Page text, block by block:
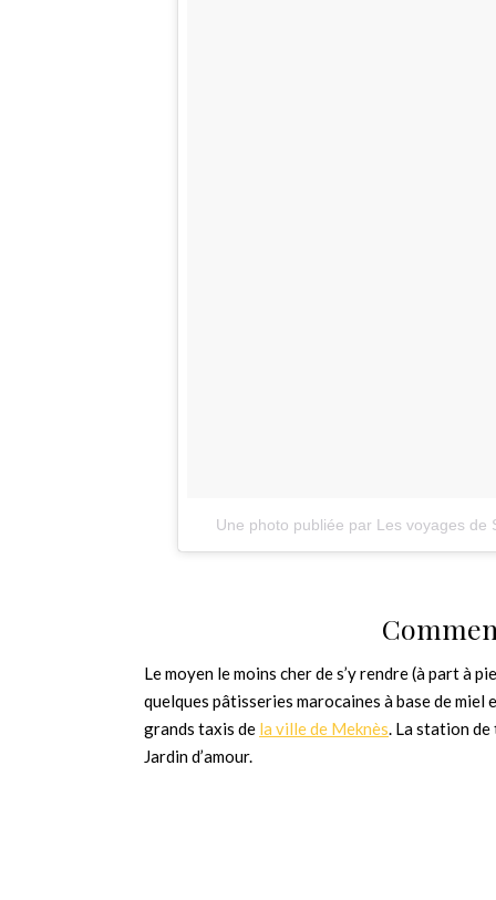
Une photo publiée par Les voyages de
Le moyen le moins cher de s’y rendre (à part à
quelques pâtisseries marocaines à base de miel
grands taxis de la ville de Meknès. La station
Jardin d’amour.